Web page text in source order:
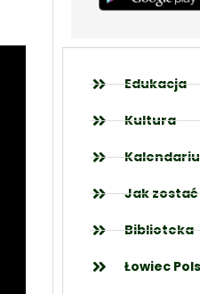
Edukacja
Kultura
Jak
Biblioteka
Łowiec